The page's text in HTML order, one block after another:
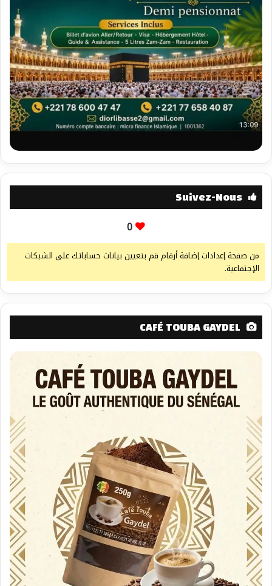
Suivez-Nous
0
من صفحة إعدادات إضافة أرقام قم بتعيين بيانات حساباتك على الشبكات
الإجتماعية.
CAFÉ TOUBA GAYDEL